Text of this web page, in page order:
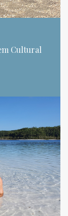
Cultural